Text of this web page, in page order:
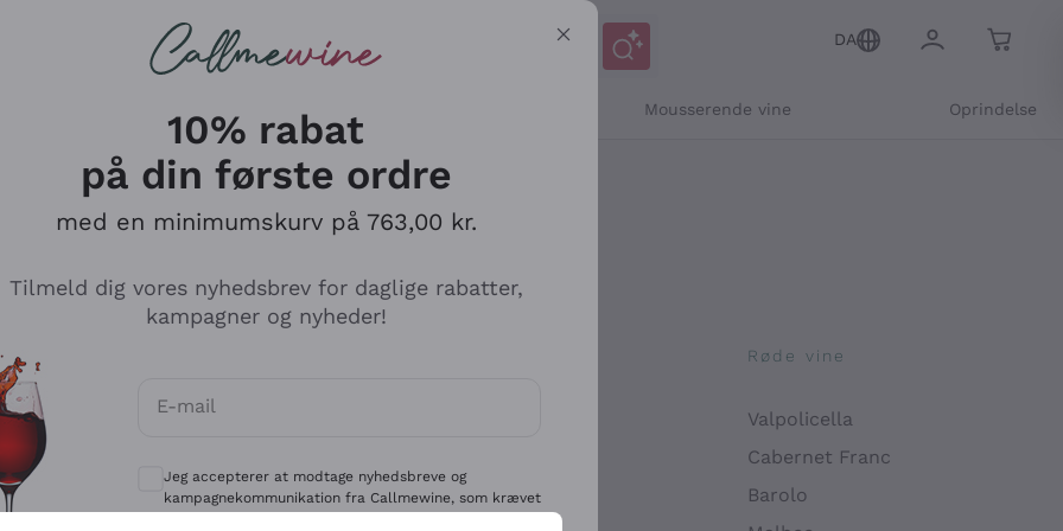
DA
Mousserende vine Oprindelse
Antinori
Ca' del Bosco
Gavi
Røde vine
Valpolicella
Cabernet Franc
Barolo
10% rabat
på din første ordre
med en minimumskurv på 763,00 kr.
Tilmeld dig vores nyhedsbrev for daglige rabatter,
kampagner og nyheder!
E-mail
Valgfrie samtykker for at modtage kommunikation og personlige tilbud
Jeg accepterer at modtage nyhedsbreve og
kampagnekommunikation fra Callmewine, som krævet